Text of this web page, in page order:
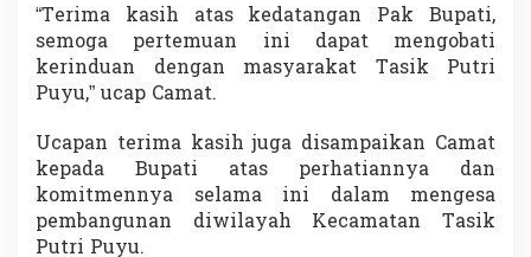
“Terima kasih atas kedatangan Pak Bupati,
semoga pertemuan ini dapat mengobati
kerinduan dengan masyarakat Tasik Putri
Puyu,” ucap Camat.
Ucapan terima kasih juga disampaikan Camat
kepada Bupati atas perhatiannya dan
komitmennya selama ini dalam mengesa
pembangunan diwilayah Kecamatan Tasik
Putri Puyu.